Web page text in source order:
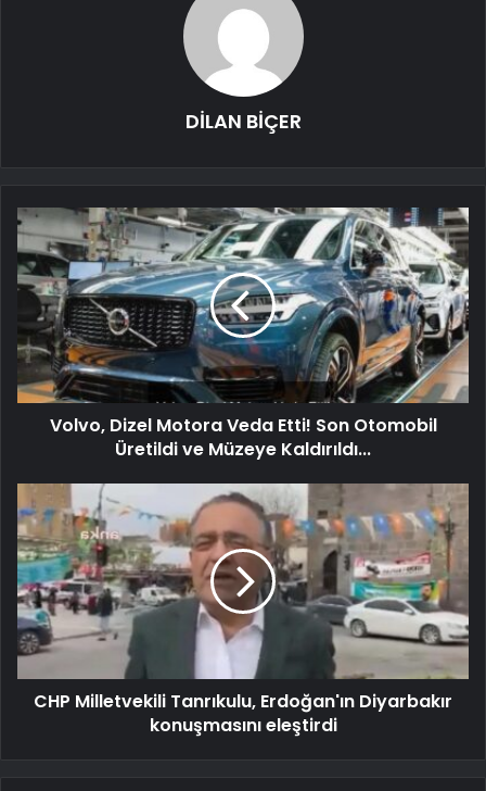
DİLAN BİÇER
Volvo, Dizel Motora Veda Etti! Son Otomobil
Üretildi ve Müzeye Kaldırıldı...
CHP Milletvekili Tanrıkulu, Erdoğan'ın Diyarbakır
konuşmasını eleştirdi